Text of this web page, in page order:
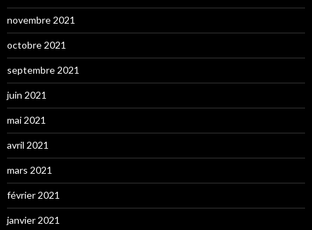
novembre 2021
octobre 2021
septembre 2021
juin 2021
mai 2021
avril 2021
mars 2021
février 2021
janvier 2021